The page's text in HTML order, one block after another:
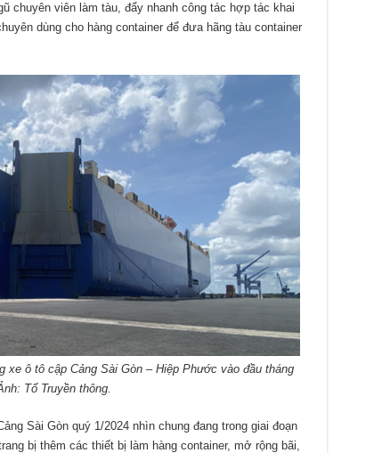
chuyên viên làm tàu, đẩy nhanh công tác hợp tác khai
dùng cho hàng container để đưa hãng tàu container
xe ô tô cập Cảng Sài Gòn – Hiệp Phước vào đầu tháng
Tổ Truyền thông.
Sài Gòn quý 1/2024 nhìn chung đang trong giai đoạn
bị thêm các thiết bị làm hàng container, mở rộng bãi,